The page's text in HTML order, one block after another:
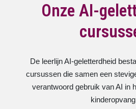
Onze AI-
De leerlijn AI-geletterdheid
cursussen die samen een
verantwoord gebruik van AI in